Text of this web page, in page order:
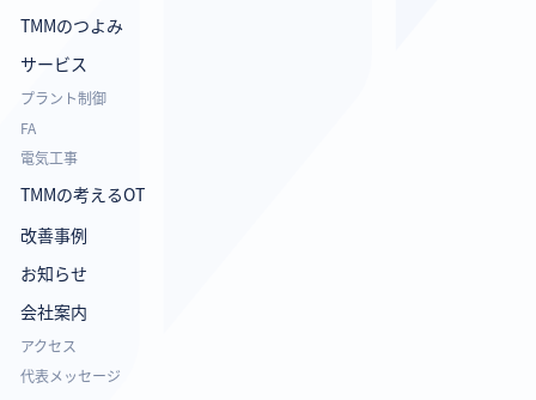
TMMのつよみ
サービス
プラント制御
FA
電気工事
TMMの考えるOT
改善事例
お知らせ
会社案内
アクセス
代表メッセージ